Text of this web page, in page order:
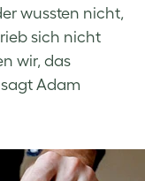
wussten nicht,
sich nicht
wir, das
Adam